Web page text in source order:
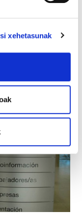
xehetasunak